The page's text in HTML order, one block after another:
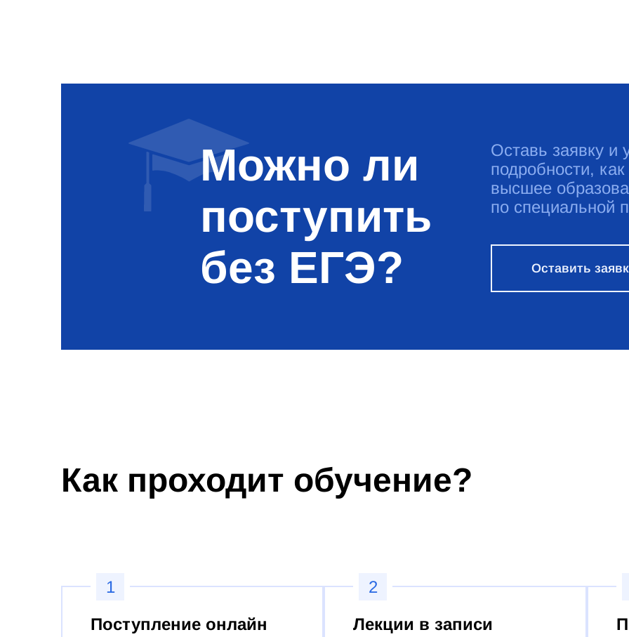
Можно ли
поступить
без ЕГЭ?
Оставь заявку и
подробности,
высшее
по специальной
Оставить
Как проходит обучение?
1
Поступление онлайн
2
Лекции в записи